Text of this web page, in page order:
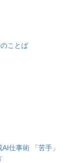
ことば
仕事術 「苦手」